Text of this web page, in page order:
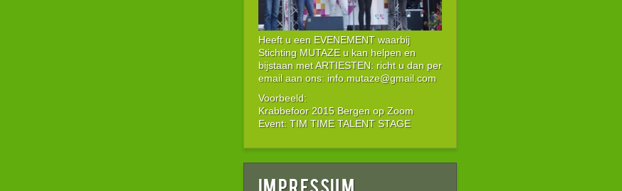
Heeft u een EVENEMENT waarbij
Stichting MUTAZE u kan helpen en
bijstaan met ARTIESTEN: richt u dan per
email aan ons: info.mutaze@gmail.com
Voorbeeld:
Krabbefoor 2015 Bergen op Zoom
Event: TIM TIME TALENT STAGE
Impressum